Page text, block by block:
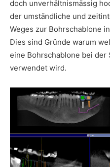
doch unverhältnismässig
der umständliche und
Weges zur Bohrschablone
Dies sind Gründe warum
eine Bohrschablone bei der
verwendet wird.